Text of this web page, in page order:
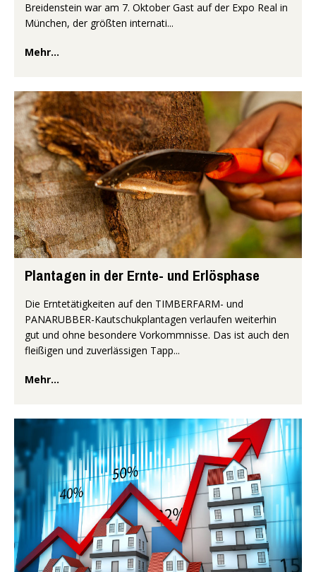
Breidenstein war am 7. Oktober Gast auf der Expo Real in
München, der größten internati...
Mehr...
Plantagen in der Ernte- und Erlösphase
Die Erntetätigkeiten auf den TIMBERFARM- und
PANARUBBER-Kautschukplantagen verlaufen weiterhin
gut und ohne besondere Vorkommnisse. Das ist auch den
fleißigen und zuverlässigen Tapp...
Mehr...